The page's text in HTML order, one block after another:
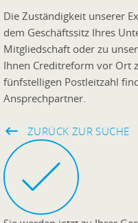
Die Zuständigkeit unserer
dem Geschäftssitz Ihres
Mitgliedschaft oder zu
Ihnen Creditreform vor Ort
fünfstelligen Postleitzahl
Ansprechpartner.
ZURÜCK ZUR SUCHE